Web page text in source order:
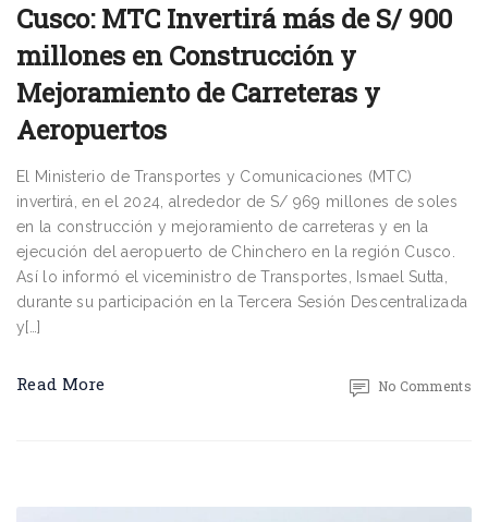
Cusco: MTC Invertirá más de S/ 900
millones en Construcción y
Mejoramiento de Carreteras y
Aeropuertos
El Ministerio de Transportes y Comunicaciones (MTC)
invertirá, en el 2024, alrededor de S/ 969 millones de soles
en la construcción y mejoramiento de carreteras y en la
ejecución del aeropuerto de Chinchero en la región Cusco.
Así lo informó el viceministro de Transportes, Ismael Sutta,
durante su participación en la Tercera Sesión Descentralizada
y[…]
Read More No Comments